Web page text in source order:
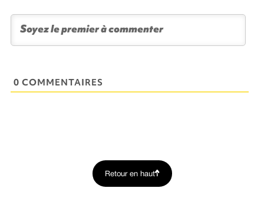
0 COMMENTAIRES
Retour en haut